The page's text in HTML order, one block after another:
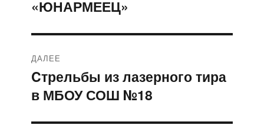
«ЮНАРМЕЕЦ»
ДАЛЕЕ
Следующая
запись:
Cтрельбы из лазерного тира
в МБОУ СОШ №18